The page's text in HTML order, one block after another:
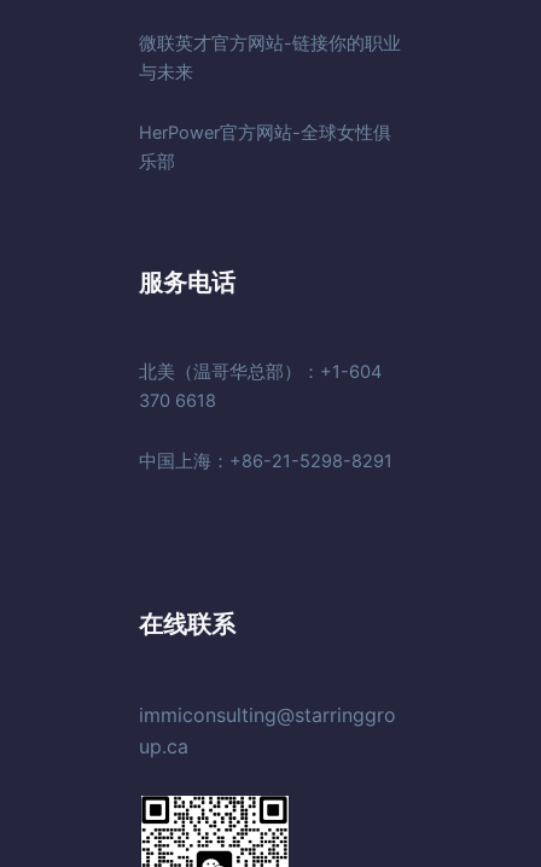
微联英才官方网站-链接你的职业
与未来
HerPower官方网站-全球女性俱
乐部
服务电话
北美（温哥华总部）：+1-604
370 6618
中国上海：+86-21-5298-8291
在线联系
immiconsulting@starringgro
up.ca